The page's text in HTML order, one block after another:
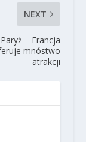
NEXT
– Francja
mnóstwo
atrakcji